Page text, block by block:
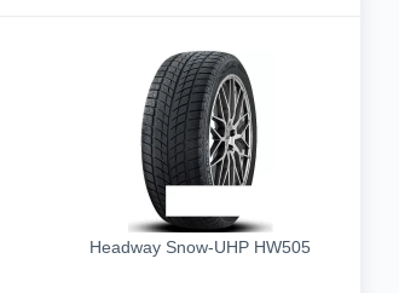
Headway Snow-UHP HW505